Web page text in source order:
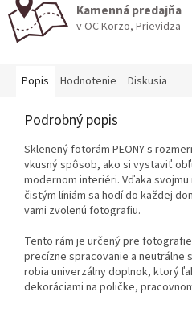
Kamenná predajňa
v OC Korzo, Prievidza
Popis Hodnotenie Diskusia
Podrobný popis
Sklenený fotorám PEONY s
vkusný spôsob, ako si vystaviť
modernom interiéri. Vďaka svojmu
čistým líniám sa hodí do každej
vami zvolenú fotografiu.
Tento rám je určený pre
precízne spracovanie a neutrálne
robia univerzálny doplnok, ktorý
dekoráciami na poličke,